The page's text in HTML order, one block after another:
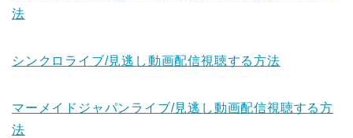
法
シンクロライブ/見逃し動画配信視聴する方法
マーメイドジャパンライブ/見逃し動画配信視聴する方
法